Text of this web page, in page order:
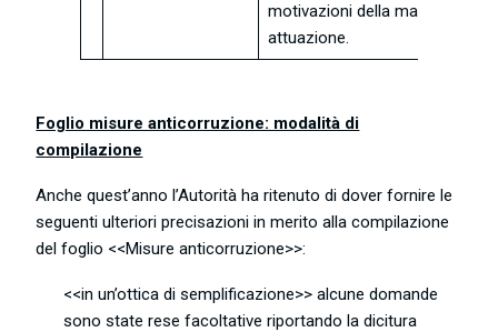
motivazioni della mancata
attuazione.
Foglio misure anticorruzione: modalità di
compilazione
Anche quest’anno l’Autorità ha ritenuto di dover fornire le
seguenti ulteriori precisazioni in merito alla compilazione
del foglio <<Misure anticorruzione>>:
<<in un’ottica di semplificazione>> alcune domande
sono state rese facoltative riportando la dicitura